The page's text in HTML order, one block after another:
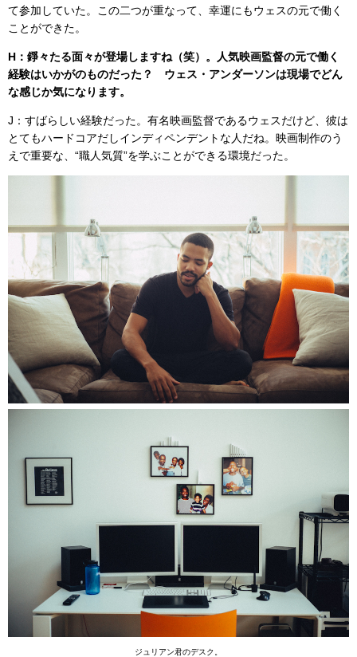
て参加していた。この二つが重なって、幸運にもウェスの元で働く
ことができた。
H：錚々たる面々が登場しますね（笑）。人気映画監督の元で働く
経験はいかがのものだった？ ウェス・アンダーソンは現場でどん
な感じか気になります。
J：すばらしい経験だった。有名映画監督であるウェスだけど、彼は
とてもハードコアだしインディペンデントな人だね。映画制作のう
えで重要な、“職人気質”を学ぶことができる環境だった。
ジュリアン君のデスク。